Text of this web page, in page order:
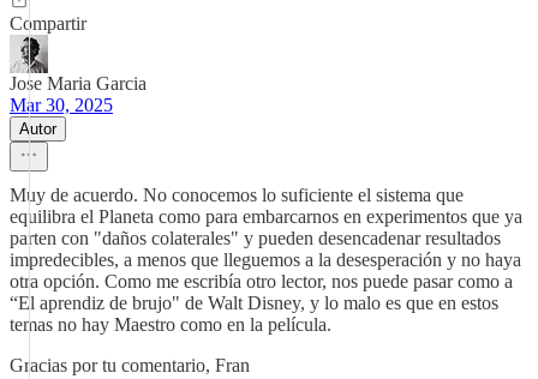
Compartir
Jose Maria Garcia
Mar 30, 2025
Autor
Muy de acuerdo. No conocemos lo suficiente el sistema que
equilibra el Planeta como para embarcarnos en experimentos que ya
parten con "daños colaterales" y pueden desencadenar resultados
impredecibles, a menos que lleguemos a la desesperación y no haya
otra opción. Como me escribía otro lector, nos puede pasar como a
“El aprendiz de brujo" de Walt Disney, y lo malo es que en estos
temas no hay Maestro como en la película.
Gracias por tu comentario, Fran